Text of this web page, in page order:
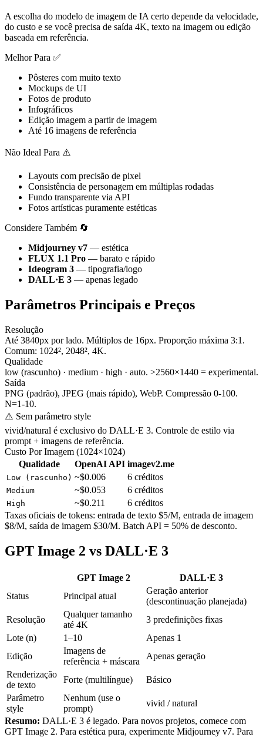
A escolha do modelo de imagem de IA certo depende da velocidade,
do custo e se você precisa de saída 4K, texto na imagem ou edição
baseada em referência.
Melhor Para ✅
Pôsteres com muito texto
Mockups de UI
Fotos de produto
Infográficos
Edição imagem a partir de imagem
Até 16 imagens de referência
Não Ideal Para ⚠️
Layouts com precisão de pixel
Consistência de personagem em múltiplas rodadas
Fundo transparente via API
Fotos artísticas puramente estéticas
Considere Também 🔄
Midjourney v7 — estética
FLUX 1.1 Pro — barato e rápido
Ideogram 3 — tipografia/logo
DALL·E 3 — apenas legado
Parâmetros Principais e Preços
Resolução
Até 3840px por lado. Múltiplos de 16px. Proporção máxima 3:1.
Comum: 1024², 2048², 4K.
Qualidade
low (rascunho) · medium · high · auto. >2560×1440 = experimental.
Saída
PNG (padrão), JPEG (mais rápido), WebP. Compressão 0-100.
N=1-10.
⚠️ Sem parâmetro style
vivid/natural é exclusivo do DALL·E 3. Controle de estilo via
prompt + imagens de referência.
Custo Por Imagem (1024×1024)
Qualidade
OpenAI API imagev2.me
Low (rascunho) ~$0.006 6 créditos
Medium ~$0.053 6 créditos
High ~$0.211
6 créditos
Taxas oficiais de tokens: entrada de texto $5/M, entrada de imagem
$8/M, saída de imagem $30/M. Batch API = 50% de desconto.
GPT Image 2 vs DALL·E 3
GPT Image 2
DALL·E 3
Status
Principal atual
Geração anterior
(descontinuação planejada)
Resolução
Qualquer tamanho
até 4K
3 predefinições fixas
Lote (n)
1–10
Apenas 1
Edição
Imagens de
referência + máscara
Apenas geração
Renderização
de texto
Forte (multilíngue)
Básico
Parâmetro
style
Nenhum (use o
prompt)
vivid / natural
Resumo: DALL·E 3 é legado. Para novos projetos, comece com
GPT Image 2. Para estética pura, experimente Midjourney v7. Para